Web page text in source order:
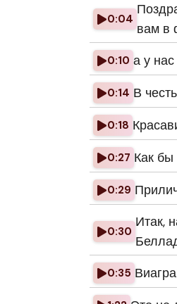
0:04
вам в
0:10 а у
0:14 В
0:18
0:27 Как бы
0:29
0:30
Итак,
0:35